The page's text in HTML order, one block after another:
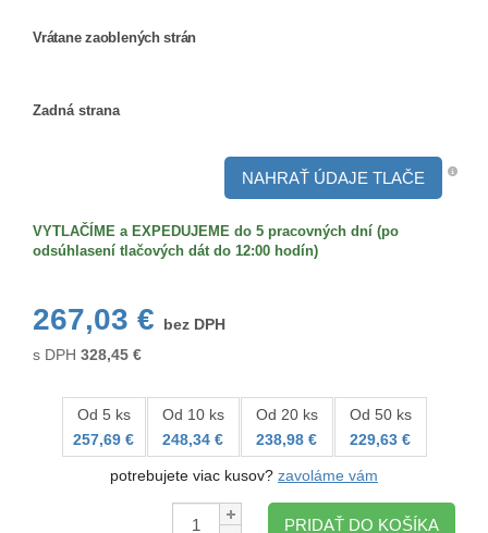
Vrátane zaoblených strán
strán
Zadná strana
NAHRAŤ ÚDAJE TLAČE
VYTLAČÍME a EXPEDUJEME do 5 pracovných dní (po
odsúhlasení tlačových dát do 12:00 hodín)
267,03 €
bez DPH
s DPH 328,45 €
Od 5 ks
257,69 €
Od 10 ks
248,34 €
Od 20 ks
238,98 €
Od 50 ks
229,63 €
potrebujete viac kusov? zavoláme vám
Množstvo:
PRIDAŤ DO KOŠÍKA